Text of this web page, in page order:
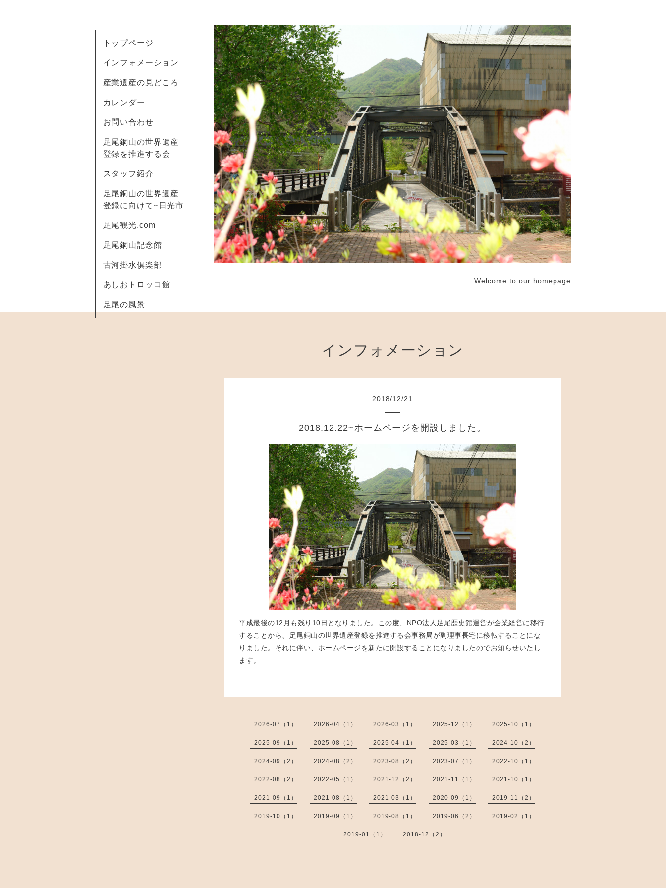
Welcome to our homepage
トップページ
インフォメーション
産業遺産の見どころ
カレンダー
お問い合わせ
足尾銅山の世界遺産
登録を推進する会
スタッフ紹介
足尾銅山の世界遺産
登録に向けて~日光市
足尾観光.com
足尾銅山記念館
古河掛水俱楽部
あしおトロッコ館
足尾の風景
インフォメーション
2018/12/21
2018.12.22~ホームページを開設しました。
平成最後の12月も残り10日となりました。この度、NPO法人足尾歴史館運営が企業経営に移行
することから、足尾銅山の世界遺産登録を推進する会事務局が副理事長宅に移転することにな
りました。それに伴い、ホームページを新たに開設することになりましたのでお知らせいたし
ます。
2026-07（1） 2026-04（1） 2026-03（1） 2025-12（1） 2025-10（1）
2025-09（1） 2025-08（1） 2025-04（1） 2025-03（1） 2024-10（2）
2024-09（2） 2024-08（2） 2023-08（2） 2023-07（1） 2022-10（1）
2022-08（2） 2022-05（1） 2021-12（2） 2021-11（1） 2021-10（1）
2021-09（1） 2021-08（1） 2021-03（1） 2020-09（1） 2019-11（2）
2019-10（1） 2019-09（1） 2019-08（1） 2019-06（2） 2019-02（1）
2019-01（1） 2018-12（2）